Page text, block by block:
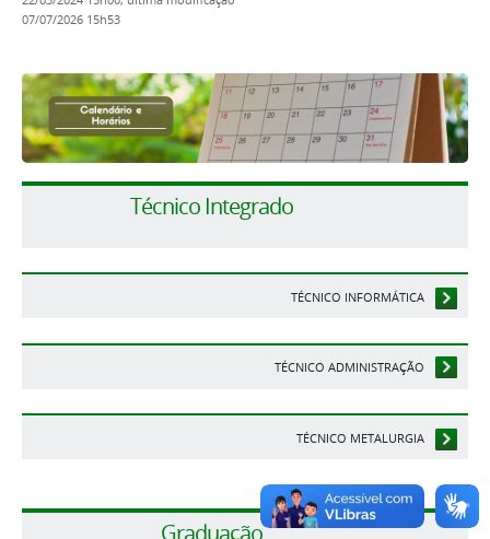
07/07/2026 15h53
Técnico Integrado
TÉCNICO INFORMÁTICA
TÉCNICO ADMINISTRAÇÃO
TÉCNICO METALURGIA